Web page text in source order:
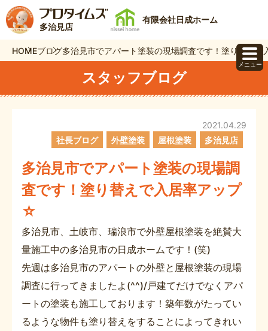
多治見店
有限会社日成ホーム
HOMEブログ多治見市でアパート塗装の現場調査です！塗り替え
スタッフブログ
多治見市でアパート塗装の現場調
査です！塗り替えで入居率アップ
☆
2021.04.29
社長ブログ
外壁塗装 屋根塗装 多治見店
多治見市、土岐市、瑞浪市で外壁屋根塗装を絶賛大
量施工中の多治見市の日成ホームです！(笑)
先週は多治見市のアパートの外壁と屋根塗装の現場
調査に行ってきましたよ(^^)/戸建てだけでなくアパ
ートの塗装も施工しております！築年数がたってい
るような物件も塗り替えをすることによってきれい
メニュー